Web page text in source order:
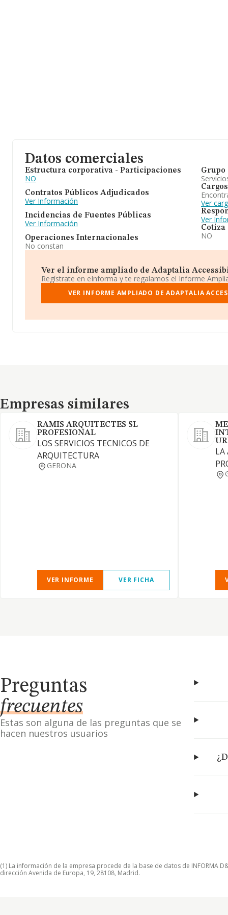
Datos comerciales
Estructura corporativa - Participaciones
NO
Contratos Públicos Adjudicados
Ver Información
Incidencias de Fuentes Públicas
Ver Información
Operaciones Internacionales
No constan
Grupo
Cargos
Ver
Ver
Cotiza
NO
Ver el informe ampliado de Adaptalia
Regístrate en eInforma y te regalamos el Informe
VER INFORME AMPLIADO DE ADAPTALIA
Empresas similares
Empresas similares
RAMIS ARQUITECTES SL
PROFESIONAL
LOS SERVICIOS TECNICOS DE
ARQUITECTURA
GERONA
VER INFORME VER FICHA
LA
Preguntas
frecuentes
Estas son alguna de las preguntas que se
hacen nuestros usuarios
(1) La información de la empresa procede de la base de datos de INFORMA
dirección Avenida de Europa, 19, 28108, Madrid.